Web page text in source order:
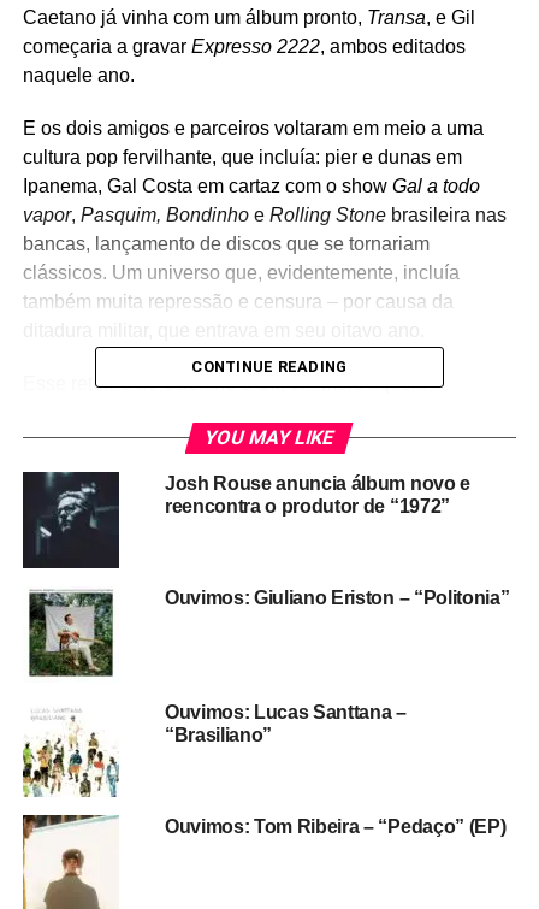
Caetano já vinha com um álbum pronto, Transa, e Gil
começaria a gravar Expresso 2222, ambos editados
naquele ano.
E os dois amigos e parceiros voltaram em meio a uma
cultura pop fervilhante, que incluía: pier e dunas em
Ipanema, Gal Costa em cartaz com o showGal a todo
vapor, Pasquim, Bondinhoe Rolling Stonebrasileira nas
bancas, lançamento de discos que se tornariam
clássicos. Um universo que, evidentemente, incluía
também muita repressão e censura – por causa da
Esse retorno de Caetano e Gil, em meio àquela
tema do segundo episódio da segunda temporada do
nosso podcast Pop Fantasma Documento. Ouça em alto
volume, e depois ouçaTransa eExpresso 2222em
sequência!
o podcast:Bala Desejo,Cabokaji eHelado Negro.
Estamos no
Arte:Aline Haluch. Trilha sonora:
Estamos aqui toda sexta!
CONTINUE READING
YOU MAY LIKE
Josh Rouse anuncia álbum novo e
reencontra o produtor de “1972”
Ouvimos: Giuliano Eriston – “Politonia”
Ouvimos: Lucas Santtana –
“Brasiliano”
Ouvimos: Tom Ribeira – “Pedaço” (EP)